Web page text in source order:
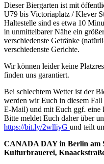
Dieser Biergarten ist mit
U79 bis Victoriaplatz / Klever
Haltestelle sind es etwa 10
in unmittelbarer Nähe ein
verschiedenste Getränke
verschiedenste Gerichte.
Wir können leider keine
finden uns garantiert.
Bei schlechtem Wetter ist der
werden wir Euch in diesem
E-Mail) und mit Euch ggf. eine
Bitte meldet Euch daher über
https://bit.ly/2wlliyG und teilt
CANADA DAY in Berlin am
Kulturbrauerei,